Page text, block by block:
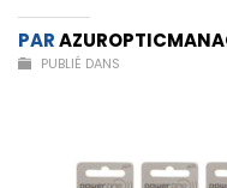
PAR
PUBLIÉ DANS